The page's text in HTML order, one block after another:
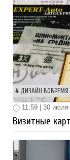
ДИЗАЙН ВОВРЕМЯ
11:59 | 30 июля
Визитные